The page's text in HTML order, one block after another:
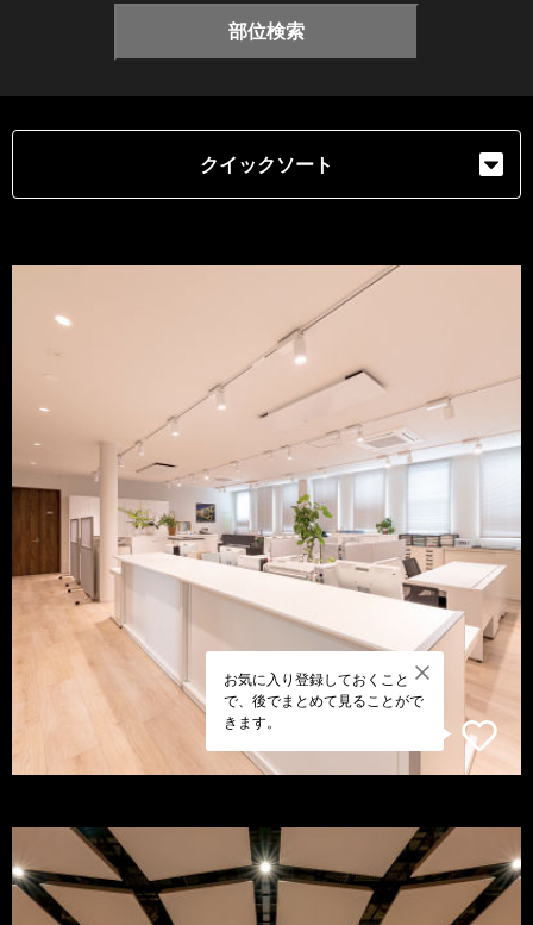
部位検索
クイックソート
お気に入り登録しておくこと
で、後でまとめて見ることがで
きます。